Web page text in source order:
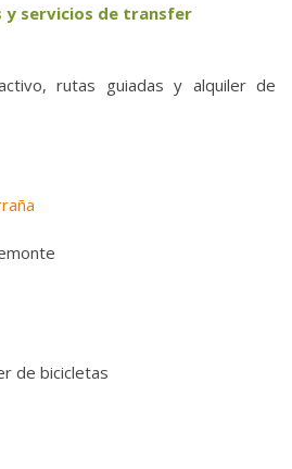
y servicios de transfer
rutas guiadas y alquiler de
de bicicletas